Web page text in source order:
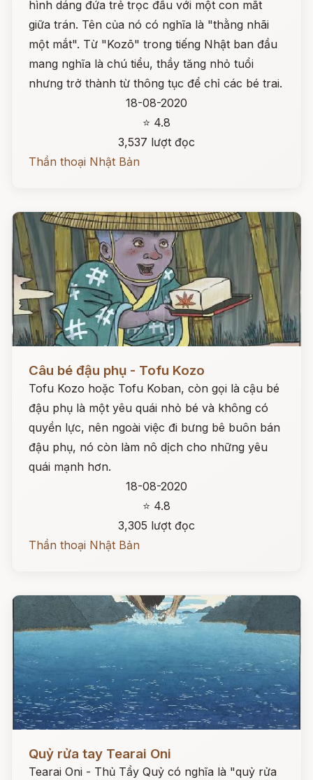
hình dáng đứa trẻ trọc đầu với một con mắt
giữa trán. Tên của nó có nghĩa là "thằng nhãi
một mắt". Từ "Kozō" trong tiếng Nhật ban đầu
mang nghĩa là chú tiểu, thầy tăng nhỏ tuổi
nhưng trở thành từ thông tục để chỉ các bé trai.
18-08-2020
⭐ 4.8
3,537 lượt đọc
Thần thoại Nhật Bản
Câu bé đậu phụ - Tofu Kozo
Tofu Kozo hoặc Tofu Koban, còn gọi là cậu bé
đậu phụ là một yêu quái nhỏ bé và không có
quyền lực, nên ngoài việc đi bưng bê buôn bán
đậu phụ, nó còn làm nô dịch cho những yêu
quái mạnh hơn.
18-08-2020
⭐ 4.8
3,305 lượt đọc
Thần thoại Nhật Bản
Quỷ rửa tay Tearai Oni
Tearai Oni - Thủ Tẩy Quỷ có nghĩa là "quỷ rửa